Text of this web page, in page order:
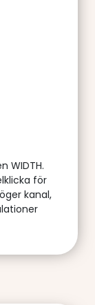
WIDTH.
för
kanal,